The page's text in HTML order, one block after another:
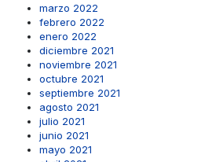
marzo 2022
febrero 2022
enero 2022
diciembre 2021
noviembre 2021
octubre 2021
septiembre 2021
agosto 2021
julio 2021
junio 2021
mayo 2021